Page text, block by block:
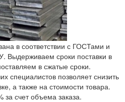
в соответствии с ГОСТами и
Выдерживаем сроки поставки в
в сжатые сроки.
специалистов позволяет снизить
а также на стоимости товара.
за счет объема заказа.